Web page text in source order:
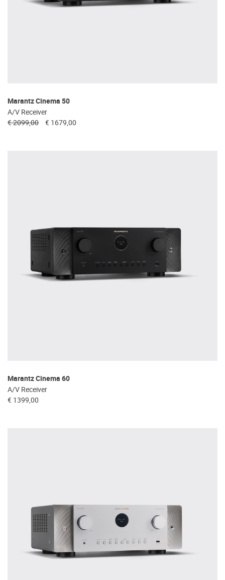
Marantz Cinema 50
A/V Receiver
€ 2099,00
€ 1679,00
Marantz Cinema 60
A/V Receiver
€ 1399,00